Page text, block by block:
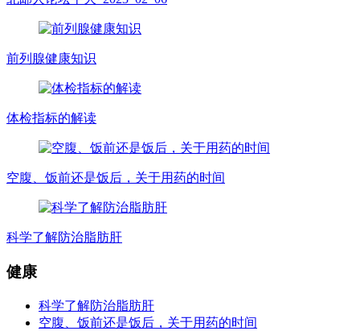
前列腺健康知识
体检指标的解读
空腹、饭前还是饭后，关于用药的时间
科学了解防治脂肪肝
健康
科学了解防治脂肪肝
空腹、饭前还是饭后，关于用药的时间